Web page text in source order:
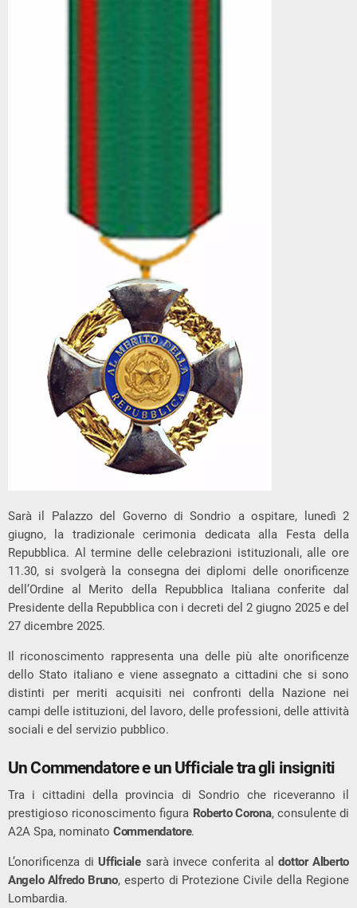
Sarà il Palazzo del Governo di Sondrio a ospitare, lunedì 2
giugno, la tradizionale cerimonia dedicata alla Festa della
Repubblica. Al termine delle celebrazioni istituzionali, alle ore
11.30, si svolgerà la consegna dei diplomi delle onorificenze
dell’Ordine al Merito della Repubblica Italiana conferite dal
Presidente della Repubblica con i decreti del 2 giugno 2025 e del
27 dicembre 2025.
Il riconoscimento rappresenta una delle più alte onorificenze
dello Stato italiano e viene assegnato a cittadini che si sono
distinti per meriti acquisiti nei confronti della Nazione nei
campi delle istituzioni, del lavoro, delle professioni, delle attività
sociali e del servizio pubblico.
Un Commendatore e un Ufficiale tra gli insigniti
Tra i cittadini della provincia di Sondrio che riceveranno il
prestigioso riconoscimento figura Roberto Corona, consulente di
A2A Spa, nominato Commendatore.
L’onorificenza diUfficialesarà invece conferita aldottor Alberto
Angelo Alfredo Bruno, esperto di Protezione Civile della Regione
Lombardia.